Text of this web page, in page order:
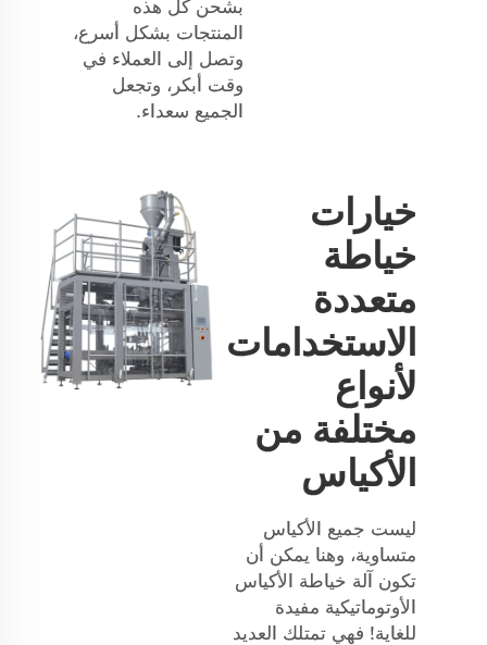
بشحن كل هذه
المنتجات بشكل أسرع،
وتصل إلى العملاء في
وقت أبكر، وتجعل
الجميع سعداء.
خيارات
خياطة
متعددة
الاستخدامات
لأنواع
مختلفة من
الأكياس
ليست جميع الأكياس
متساوية، وهنا يمكن أن
تكون آلة خياطة الأكياس
الأوتوماتيكية مفيدة
للغاية! فهي تمتلك العديد